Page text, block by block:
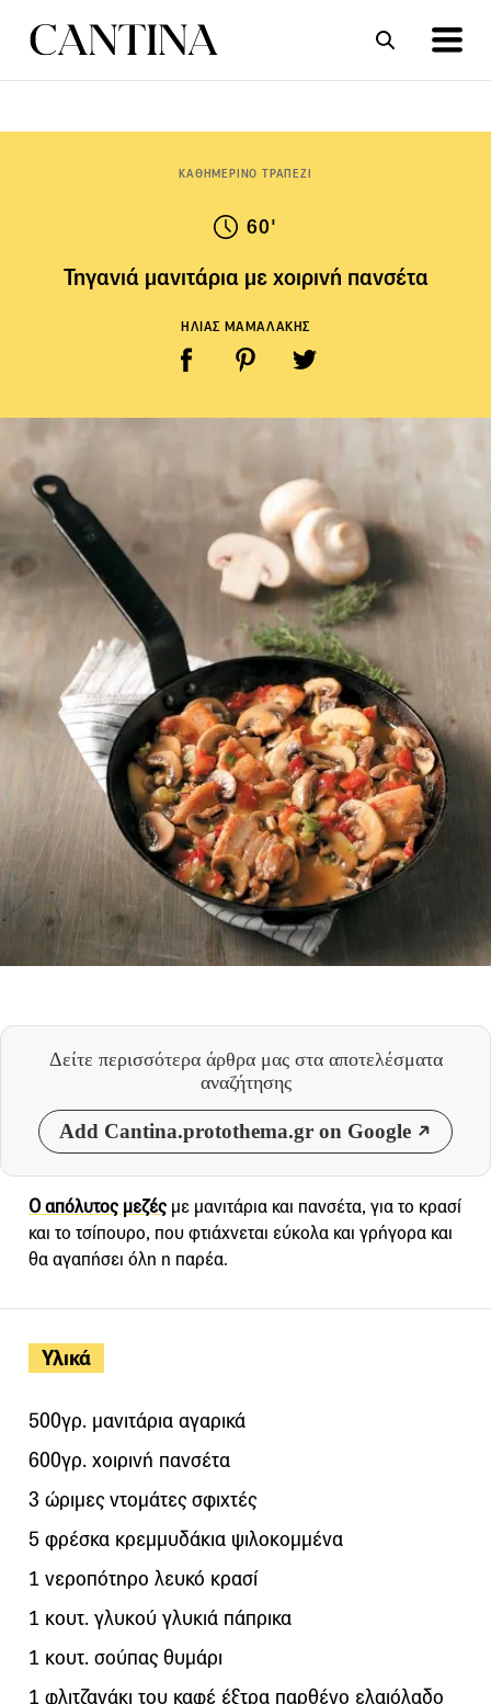
ΚΑΘΗΜΕΡΙΝΟ ΤΡΑΠΕΖΙ
60'
Τηγανιά μανιτάρια με χοιρινή πανσέτα
ΗΛΙΑΣ ΜΑΜΑΛΑΚΗΣ
Δείτε περισσότερα άρθρα μας στα αποτελέσματα
αναζήτησης
Add Cantina.protothema.gr on Google
Υλικά
500γρ. μανιτάρια αγαρικά
600γρ. χοιρινή πανσέτα
3 ώριμες ντομάτες σφιχτές
5 φρέσκα κρεμμυδάκια ψιλοκομμένα
1 νεροπότηρο λευκό κρασί
1 κουτ. γλυκού γλυκιά πάπρικα
1 κουτ. σούπας θυμάρι
1 φλιτζανάκι του καφέ έξτρα παρθένο ελαιόλαδο
Ο απόλυτος μεζές με μανιτάρια και πανσέτα, για το κρασί
και το τσίπουρο, που φτιάχνεται εύκολα και γρήγορα και
θα αγαπήσει όλη η παρέα.